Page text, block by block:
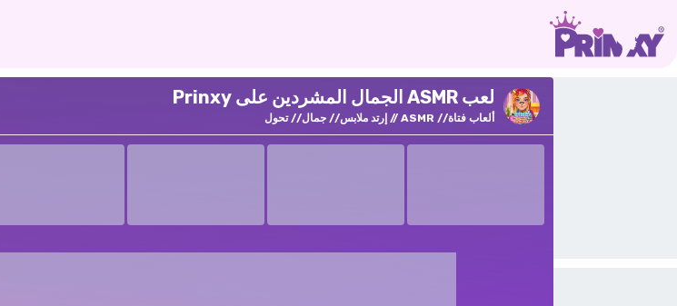
لعب ASMR الجمال المشردين على Prinxy
ألعاب فتاة ASMR إرتد ملابس جمال تحول